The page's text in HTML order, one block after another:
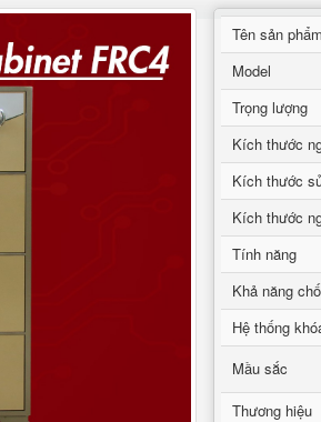
Tên sản phẩm
Model
Trọng lượng
Kích thước
Kích thước
Kích thước
Tính năng
Khả năng
Hệ thống
Mầu sắc
Thương hiệu